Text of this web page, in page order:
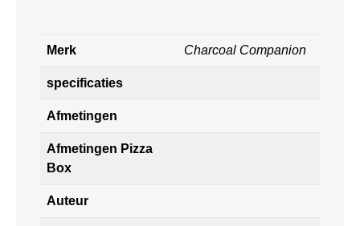
Merk Charcoal Companion
specificaties
Afmetingen
Afmetingen Pizza
Box
Auteur